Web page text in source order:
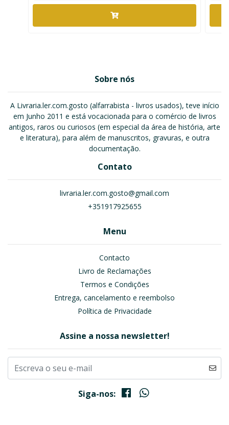
Sobre nós
A Livraria.ler.com.gosto (alfarrabista - livros usados), teve início
em Junho 2011 e está vocacionada para o comércio de livros
antigos, raros ou curiosos (em especial da área de história, arte
e literatura), para além de manuscritos, gravuras, e outra
documentação.
Contato
livraria.ler.com.gosto@gmail.com
+351917925655
Menu
Contacto
Livro de Reclamações
Termos e Condições
Entrega, cancelamento e reembolso
Política de Privacidade
Assine a nossa newsletter!
Siga-nos: